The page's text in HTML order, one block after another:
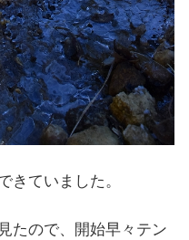
きていました。
たので、開始早々テン